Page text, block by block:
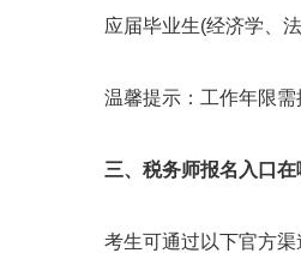
应届毕业生(经济学、法
温馨提示：工作年限需
三、税务师报名入口在
考生可通过以下官方渠